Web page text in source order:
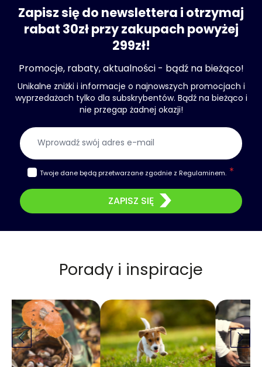
Zapisz się do newslettera i otrzymaj
rabat 30zł przy zakupach powyżej
299zł!
Promocje, rabaty, aktualności - bądź na bieżąco!
Unikalne zniżki i informacje o najnowszych promocjach i
wyprzedażach tylko dla subskrybentów. Bądź na bieżąco i
nie przegap żadnej okazji!
Twoje dane będą przetwarzane zgodnie z Regulaminem.
ZAPISZ SIĘ
Porady i inspiracje